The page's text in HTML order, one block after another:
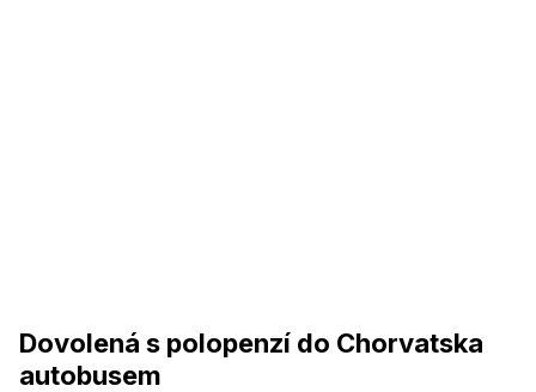
Dovolená s polopenzí do Chorvatska
autobusem